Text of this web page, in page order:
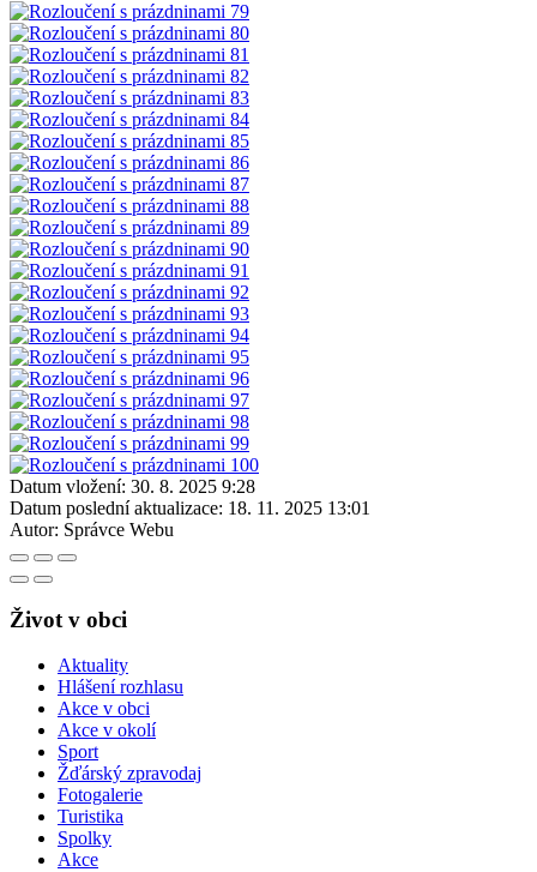
Datum vložení: 30. 8. 2025 9:28
Datum poslední aktualizace: 18. 11. 2025 13:01
Autor: Správce Webu
Život v obci
Aktuality
Hlášení rozhlasu
Akce v obci
Akce v okolí
Sport
Žďárský zpravodaj
Fotogalerie
Turistika
Spolky
Akce